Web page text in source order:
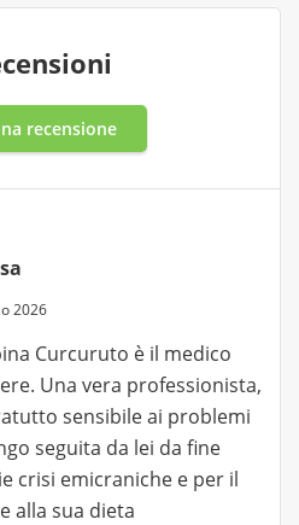
recensione
2026
Curcuruto è il medico
Una vera professionista,
sensibile ai problemi
seguita da lei da fine
crisi emicraniche e per il
alla sua dieta